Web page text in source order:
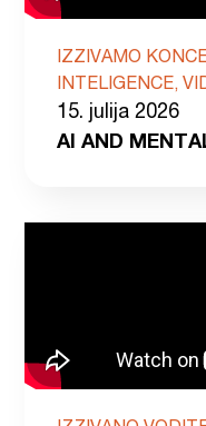
IZZIVAMO
INTELIGENCE,
15. julija 2026
AI AND